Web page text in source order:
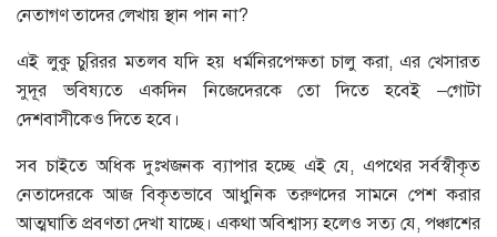
নেতাগণ তাদের লেখায় স্থান পান না?
এই লুকু চুরিরর মতলব যদি হয় ধর্মনিরপেক্ষতা চালু করা, এর খেসারত
সুদূর ভবিষ্যতে একদিন নিজেদেরকে তো দিতে হবেই –গোটা
দেশবাসীকেও দিতে হবে।
সব চাইতে অধিক দুঃখজনক ব্যাপার হচ্ছে এই যে, এপথের সর্বস্বীকৃত
নেতাদেরকে আজ বিকৃতভাবে আধুনিক তরুণদের সামনে পেশ করার
আত্মঘাতি প্রবণতা দেখা যাচ্ছে। একথা অবিশ্বাস্য হলেও সত্য যে, পঞ্চাশের